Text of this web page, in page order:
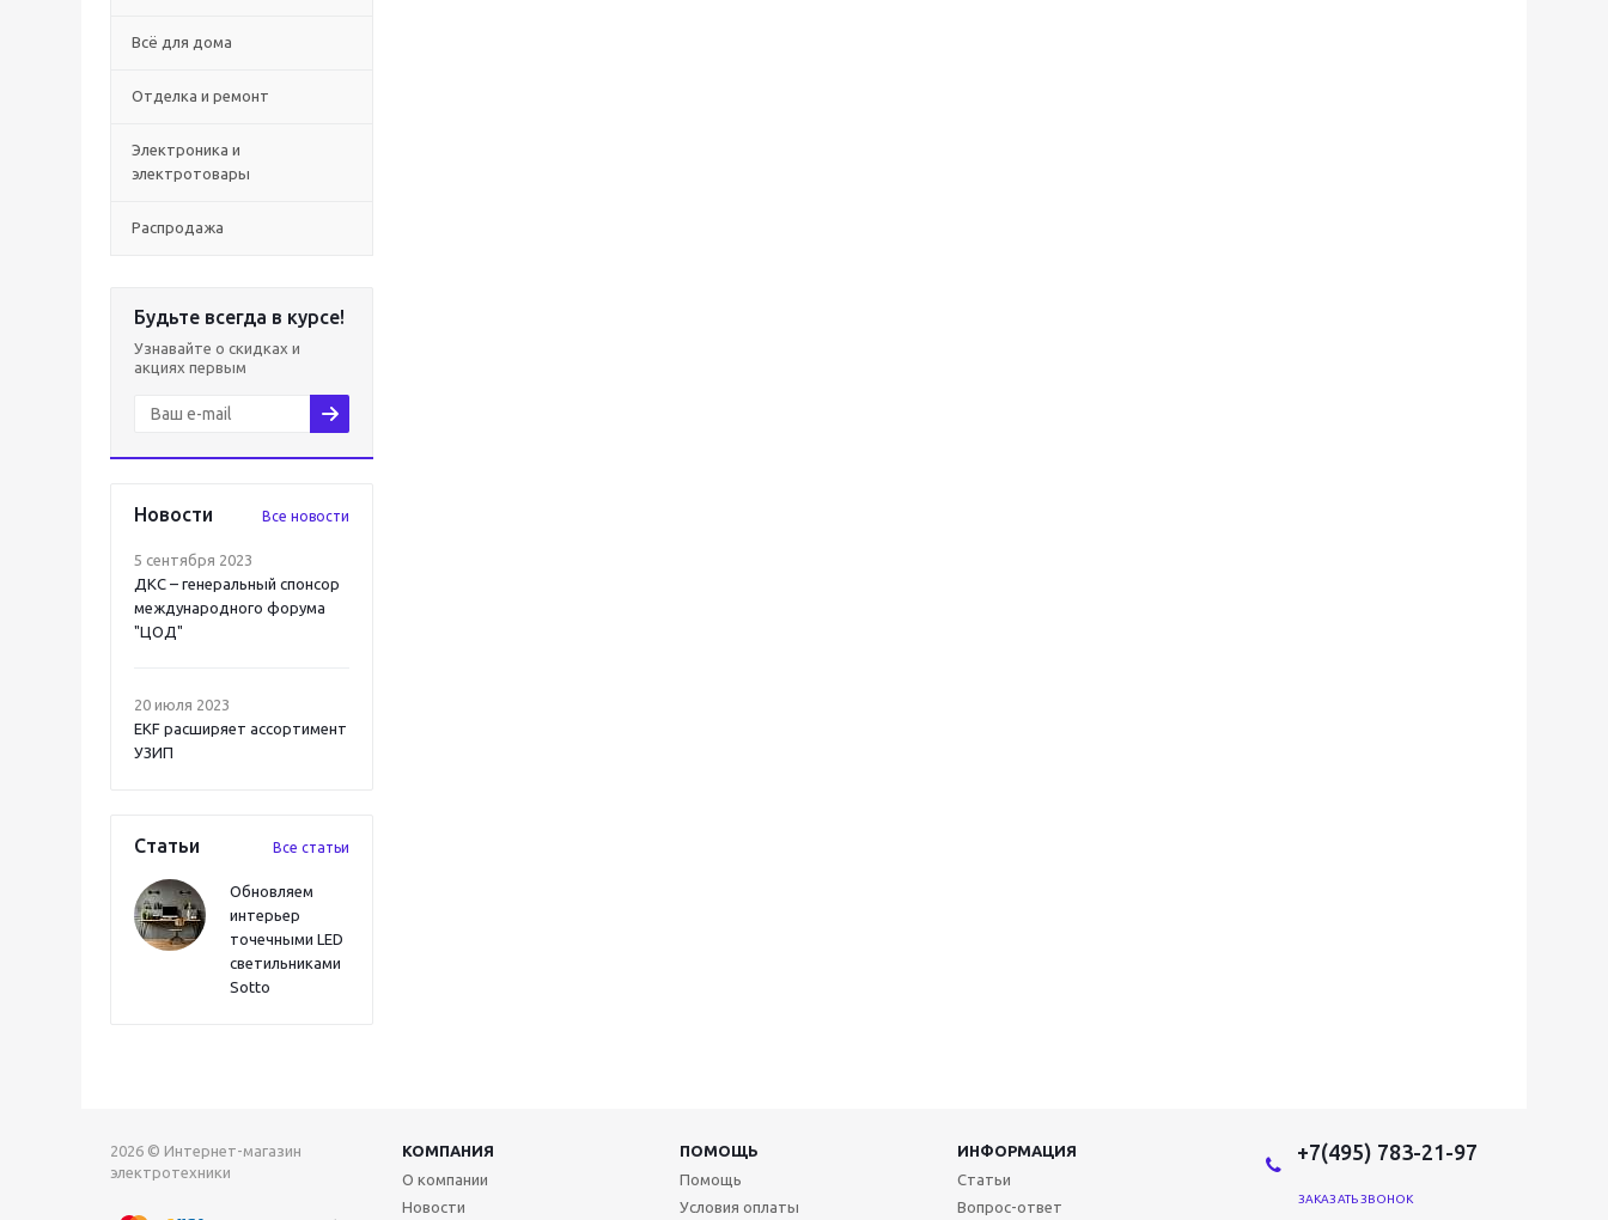
Всё для дома
Отделка и ремонт
Электроника и
электротовары
Распродажа
Будьте всегда в курсе!
Узнавайте о скидках и
акциях первым
Новости Все новости
5 сентября 2023
ДКС – генеральный спонсор
международного форума
"ЦОД"
20 июля 2023
EKF расширяет ассортимент
УЗИП
Статьи Все статьи
Обновляем
интерьер
точечными LED
светильниками
Sotto
2026 © Интернет-магазин
электротехники
КОМПАНИЯ ПОМОЩЬ
ИНФОРМАЦИЯ
О компании
Новости
Помощь
Условия оплаты
Статьи
Вопрос-ответ
+7(495) 783-21-97
ЗАКАЗАТЬ ЗВОНОК